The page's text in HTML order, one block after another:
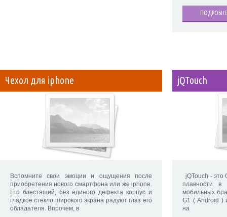
Чехол для iphone
Вспомните свои эмоции и ощущения после
приобретения нового смартфона или же iphone.
Его блестящий, без единого дефекта корпус и
гладкое стекло широкого экрана радуют глаз его
обладателя. Впрочем, в
jQTouch
jQTouch - это
плавности в
мобильных
G1 ( Android )
на